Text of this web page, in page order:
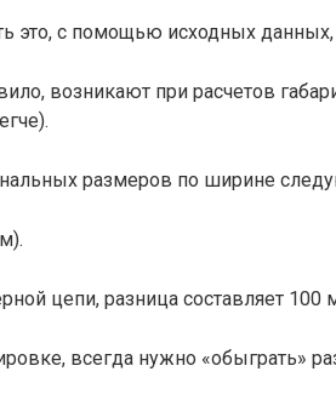
это, с помощью исходных данных,
возникают при расчетов
размеров по ширине
цепи, разница составляет 100
всегда нужно «обыграть»